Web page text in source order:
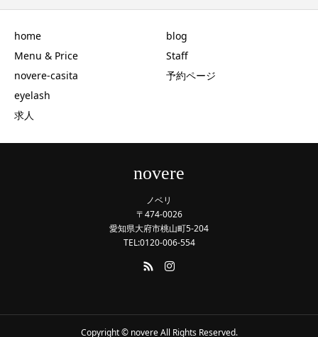
home
Menu & Price
novere-casita
eyelash
求人
blog
Staff
予約ページ
novere
ノベリ
〒474-0026
愛知県大府市桃山町5-204
TEL:0120-006-554
Copyright © novere All Rights Reserved.